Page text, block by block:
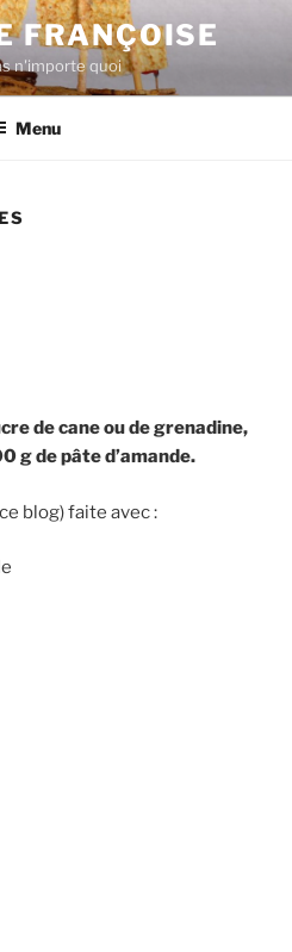
FRANÇOISE
n'importe quoi
Menu
de cane ou de grenadine,
g de pâte d’amande.
blog) faite avec :